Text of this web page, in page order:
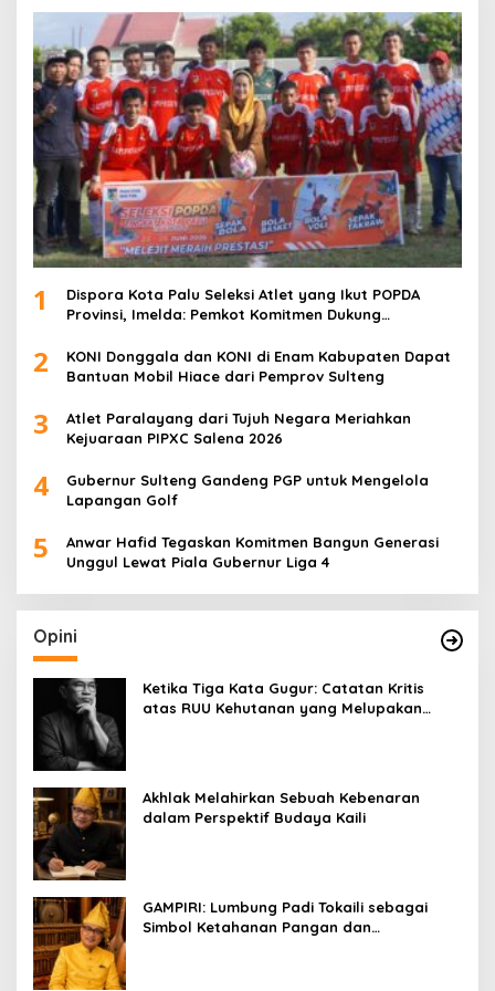
1
Dispora Kota Palu Seleksi Atlet yang Ikut POPDA
Provinsi, Imelda: Pemkot Komitmen Dukung
2
KONI Donggala dan KONI di Enam Kabupaten Dapat
Bantuan Mobil Hiace dari Pemprov Sulteng
3
Atlet Paralayang dari Tujuh Negara Meriahkan
Kejuaraan PIPXC Salena 2026
4
Gubernur Sulteng Gandeng PGP untuk Mengelola
Lapangan Golf
5
Anwar Hafid Tegaskan Komitmen Bangun Generasi
Unggul Lewat Piala Gubernur Liga 4
Opini
Ketika Tiga Kata Gugur: Catatan Kritis
atas RUU Kehutanan yang Melupakan
Akhlak Melahirkan Sebuah Kebenaran
dalam Perspektif Budaya Kaili
GAMPIRI: Lumbung Padi Tokaili sebagai
Simbol Ketahanan Pangan dan